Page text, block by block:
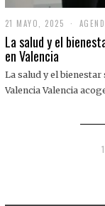
21 MAYO, 2025
1
M
O
,
La salud y el
en Valencia
La salud y el bienestar
Valencia Valencia
1